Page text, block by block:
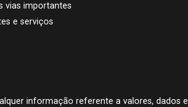
vias importantes
e serviços
informação referente a valores, dados e